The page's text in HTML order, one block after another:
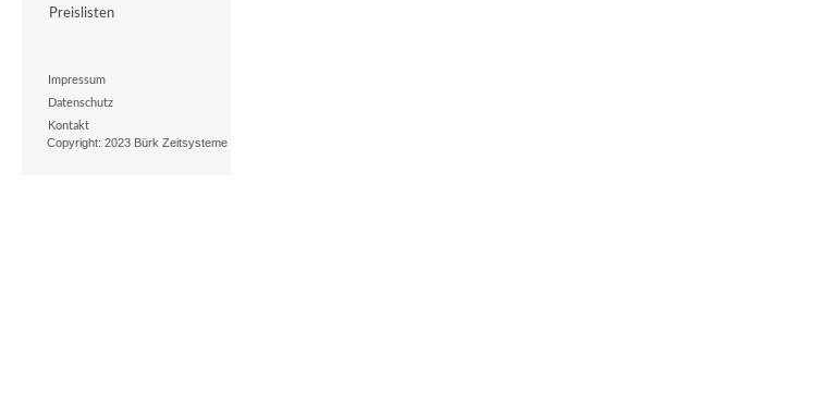
Preislisten
Impressum
Datenschutz
Kontakt
Copyright: 2023 Bürk Zeitsysteme